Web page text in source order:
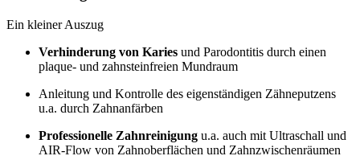
Ein kleiner Auszug
Verhinderung von Karies und Parodontitis durch einen
plaque- und zahnsteinfreien Mundraum
Anleitung und Kontrolle des eigenständigen Zähneputzens
u.a. durch Zahnanfärben
Professionelle Zahnreinigung u.a. auch mit Ultraschall und
AIR-Flow von Zahnoberflächen und Zahnzwischenräumen